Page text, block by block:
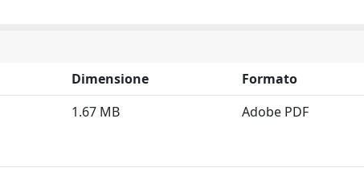
Dimensione
Formato
1.67 MB Adobe PDF